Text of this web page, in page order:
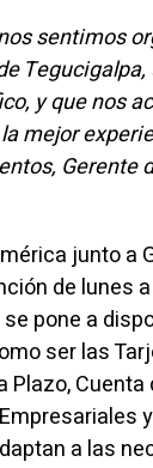
sentimos
y que nos
mejor
Gerente
junto a
de lunes
se pone a
ser las
Plazo,
a las